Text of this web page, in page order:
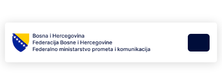
Menu